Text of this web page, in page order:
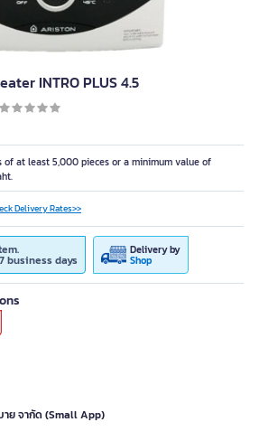
INTRO PLUS 4.5
าย จากัด (Small App)
of at least 5,000 pieces or a minimum value of
Delivery Rates>>
business days
Delivery by
Shop